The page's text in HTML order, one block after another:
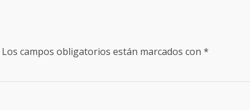
Los campos obligatorios están marcados con *